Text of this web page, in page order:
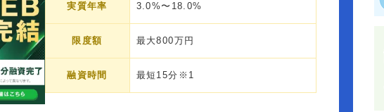
実質年率 3.0%〜18.0%
限度額 最大800万円
融資時間 最短15分※1